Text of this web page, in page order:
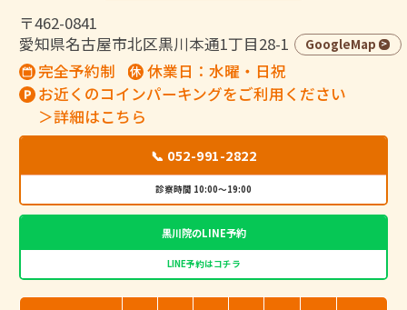
〒462-0841
愛知県名古屋市北区黒川本通1丁目28-1
GoogleMap
完全予約制
休業日：水曜・日祝
お近くのコインパーキングをご利用ください
＞詳細はこちら
📞 052-991-2822
診察時間 10:00～19:00
黒川院のLINE予約
LINE予約はコチラ